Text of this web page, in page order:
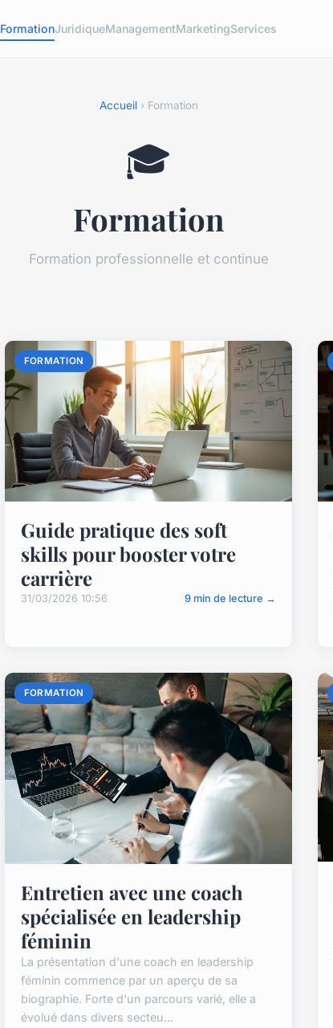
FormationJuridiqueManagementMarketingServices
Accueil› Formation
🎓
Formation
Formation professionnelle et continue
FORMATION
Guide pratique des soft
skills pour booster votre
carrière
31/03/2026 10:56 9 min de lecture →
FORMATION
Entretien avec une coach
spécialisée en leadership
féminin
La présentation d'une coach en leadership
féminin commence par un aperçu de sa
biographie. Forte d'un parcours varié, elle a
évolué dans divers secteu...